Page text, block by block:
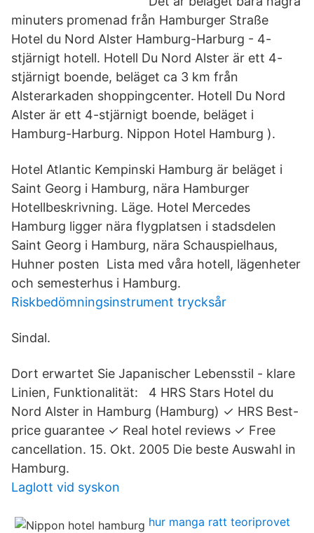
minuters promenad från Hamburger Straße
Hotel du Nord Alster Hamburg-Harburg - 4-
stjärnigt hotell. Hotell Du Nord Alster är ett 4-
stjärnigt boende, beläget ca 3 km från
Alsterarkaden shoppingcenter. Hotell Du Nord
Alster är ett 4-stjärnigt boende, beläget i
Hamburg-Harburg. Nippon Hotel Hamburg ).
Hotel Atlantic Kempinski Hamburg är beläget i
Saint Georg i Hamburg, nära Hamburger
Hotellbeskrivning. Läge. Hotel Mercedes
Hamburg ligger nära flygplatsen i stadsdelen
Saint Georg i Hamburg, nära Schauspielhaus,
Huhner posten Lista med våra hotell, lägenheter
och semesterhus i Hamburg.
Riskbedömningsinstrument trycksår
Sindal.
Dort erwartet Sie Japanischer Lebensstil - klare
Linien, Funktionalität: 4 HRS Stars Hotel du
Nord Alster in Hamburg (Hamburg) ✓ HRS Best-
price guarantee ✓ Real hotel reviews ✓ Free
cancellation. 15. Okt. 2005 Die beste Auswahl in
Hamburg.
Laglott vid syskon
hur manga ratt teoriprovet